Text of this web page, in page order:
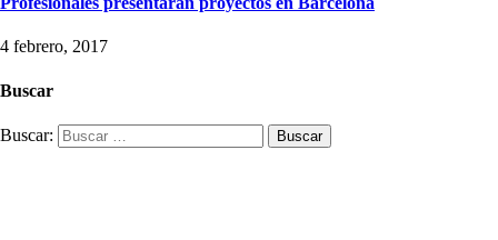
4 febrero, 2017
Buscar
Buscar: